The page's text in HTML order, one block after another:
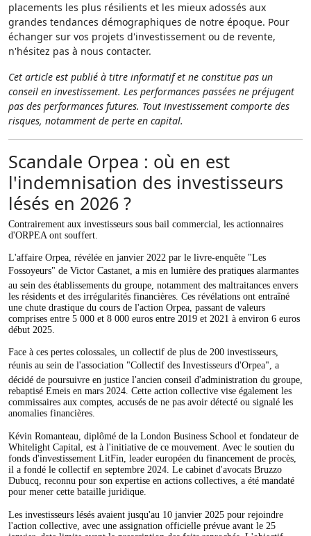
placements les plus résilients et les mieux adossés aux
grandes tendances démographiques de notre époque. Pour
échanger sur vos projets d'investissement ou de revente,
n'hésitez pas à nous contacter.
Cet article est publié à titre informatif et ne constitue pas un
conseil en investissement. Les performances passées ne préjugent
pas des performances futures. Tout investissement comporte des
risques, notamment de perte en capital.
Scandale Orpea : où en est
l'indemnisation des investisseurs
lésés en 2026 ?
Contrairement aux investisseurs sous bail commercial, les actionnaires
d'ORPEA ont souffert.
L'affaire Orpea, révélée en janvier 2022 par le livre-enquête "Les
Fossoyeurs" de Victor Castanet, a mis en lumière des pratiques alarmantes
au sein des établissements du groupe, notamment des maltraitances envers
les résidents et des irrégularités financières. Ces révélations ont entraîné
une chute drastique du cours de l'action Orpea, passant de valeurs
comprises entre 5 000 et 8 000 euros entre 2019 et 2021 à environ 6 euros
début 2025.
Face à ces pertes colossales, un collectif de plus de 200 investisseurs,
réunis au sein de l'association "Collectif des Investisseurs d'Orpea", a
décidé de poursuivre en justice l'ancien conseil d'administration du groupe,
rebaptisé Emeis en mars 2024. Cette action collective vise également les
commissaires aux comptes, accusés de ne pas avoir détecté ou signalé les
anomalies financières.
Kévin Romanteau, diplômé de la London Business School et fondateur de
Whitelight Capital, est à l'initiative de ce mouvement. Avec le soutien du
fonds d'investissement LitFin, leader européen du financement de procès,
il a fondé le collectif en septembre 2024. Le cabinet d'avocats Bruzzo
Dubucq, reconnu pour son expertise en actions collectives, a été mandaté
pour mener cette bataille juridique.
Les investisseurs lésés avaient jusqu'au 10 janvier 2025 pour rejoindre
l'action collective, avec une assignation officielle prévue avant le 25